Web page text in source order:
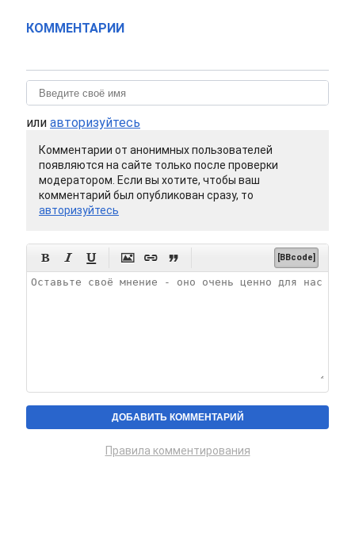
КОММЕНТАРИИ
или авторизуйтесь
Комментарии от анонимных пользователей
появляются на сайте только после проверки
модератором. Если вы хотите, чтобы ваш
комментарий был опубликован сразу, то
авторизуйтесь
      [BBcode]
Правила комментирования